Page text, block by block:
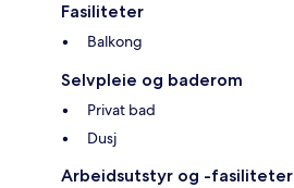
Fasiliteter
Balkong
Selvpleie og baderom
Privat bad
Dusj
Arbeidsutstyr og -fasiliteter